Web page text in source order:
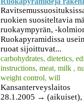
ruokien suositeltavia
ruokaympyrän, -
Ruokapyramidissa
ruoat sijoittuvat...
carbohydrates, dietetics,
instructions, meat, milk ,
weight control, will
Kansanterveyslaitos
28.1.2005 → (aikuiset),